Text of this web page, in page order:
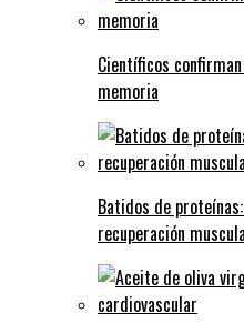
Científicos
memoria
Batidos de
recuperación